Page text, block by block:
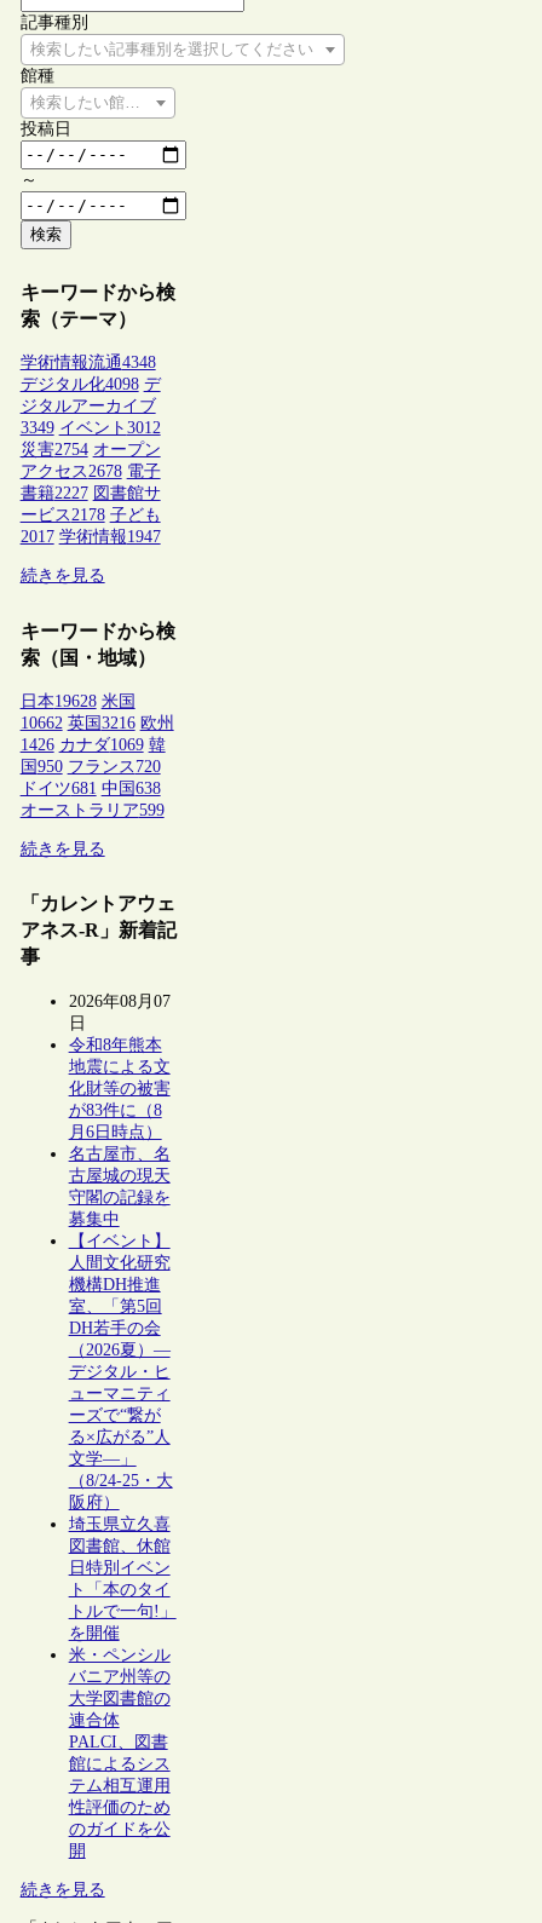
記事種別
検索したい記事種別を選択してください
館種
検索したい館種を選択してください
投稿日
～
検索
キーワードから検
索（テーマ）
学術情報流通4348
デジタル化4098 デ
ジタルアーカイブ
3349 イベント 3012
災害2754 オープン
アクセス2678 電子
書籍2227 図書館サ
ービス2178 子ども
2017 学術情報1947
続きを見る
キーワードから検
索（国・地域）
日本19628 米国
10662 英国 3216 欧州
1426 カナダ1069 韓
国 950 フランス 720
ドイツ681 中国 638
オーストラリア599
続きを見る
「カレントアウェ
アネス-R」新着記
事
2026年08月07
日
令和8年熊本
地震による文
化財等の被害
が83件に（8
月6日時点）
名古屋市、名
古屋城の現天
守閣の記録を
募集中
【イベント】
人間文化研究
機構DH推進
室、「第5回
DH若手の会
（2026夏）―
デジタル・ヒ
ューマニティ
ーズで“繋が
る×広がる”人
文学―」
（8/24-25・大
阪府）
埼玉県立久喜
図書館、休館
日特別イベン
ト「本のタイ
トルで一句!」
を開催
米・ペンシル
バニア州等の
大学図書館の
連合体
PALCI、図書
館によるシス
テム相互運用
性評価のため
のガイドを公
開
続きを見る